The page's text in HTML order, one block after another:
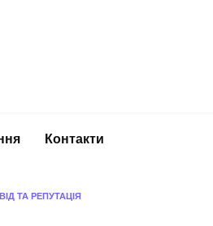
Контакти
ТА РЕПУТАЦІЯ